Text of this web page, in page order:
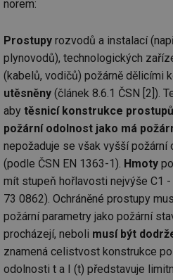
norem:
Prostupy rozvodů a instalací
plynovodů), technologických
(kabelů, vodičů) požárně dělicími
utěsněny (článek 8.6.1 ČSN [2]).
aby těsnicí konstrukce
požární odolnost jako má
nepožaduje se však vyšší požární
(podle ČSN EN 1363-1). Hmoty
mít stupeň hořlavosti nejvýše C1 -
73 0862). Ochráněné prostupy
požární parametry jako požární
procházejí, neboli musí být
znamená celistvost konstrukce
odolnosti t a I (t) představuje